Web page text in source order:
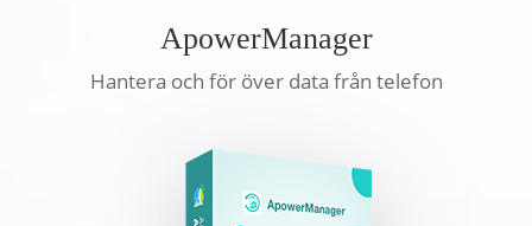
ApowerManager
Hantera och för över data från telefon